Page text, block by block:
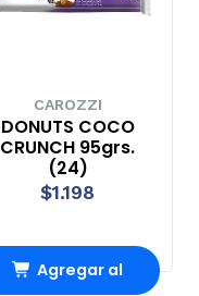
CAROZZI
DONUTS COCO
CRUNCH 95grs.
(24)
$1.198
Agregar al